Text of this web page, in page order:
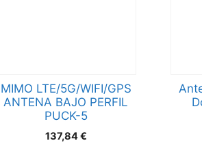
MIMO LTE/5G/WIFI/GPS
ANTENA BAJO PERFIL
PUCK-5
137,84€